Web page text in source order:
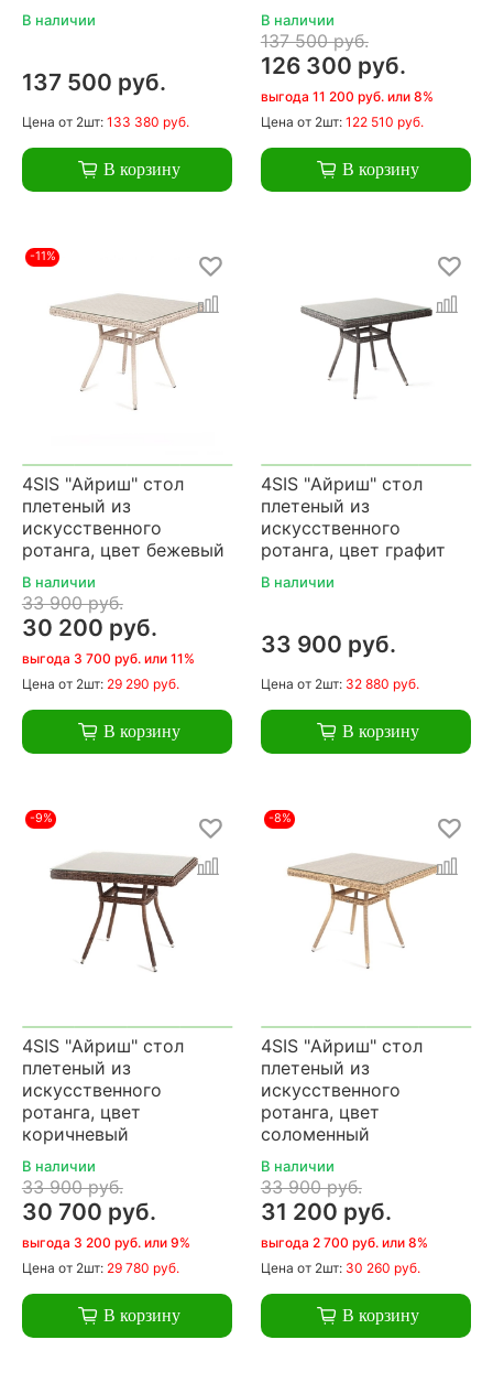
В наличии
137 500 руб.
Цена от 2шт: 133 380 руб.
В корзину
В наличии
137 500 руб.
126 300 руб.
выгода 11 200 руб. или 8%
Цена от 2шт: 122 510 руб.
В корзину
-11%
4SIS "Айриш" стол
плетеный из
искусственного
ротанга, цвет бежевый
В наличии
33 900 руб.
30 200 руб.
выгода 3 700 руб. или 11%
Цена от 2шт: 29 290 руб.
В корзину
4SIS "Айриш" стол
плетеный из
искусственного
ротанга, цвет графит
В наличии
33 900 руб.
Цена от 2шт: 32 880 руб.
В корзину
-9%
4SIS "Айриш" стол
плетеный из
искусственного
ротанга, цвет
коричневый
В наличии
33 900 руб.
30 700 руб.
выгода 3 200 руб. или 9%
Цена от 2шт: 29 780 руб.
В корзину
-8%
4SIS "Айриш" стол
плетеный из
искусственного
ротанга, цвет
соломенный
В наличии
33 900 руб.
31 200 руб.
выгода 2 700 руб. или 8%
Цена от 2шт: 30 260 руб.
В корзину